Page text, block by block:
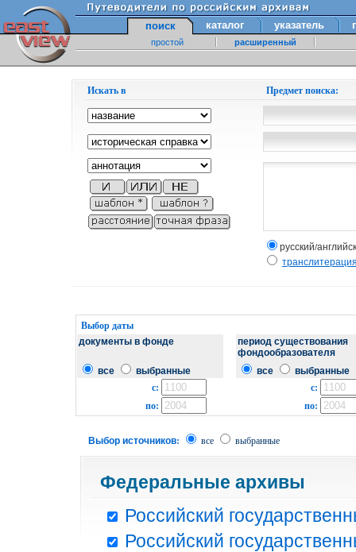
поиск каталог указатель
простой расширенный
Искать в Предмет поиска:
русский/
Выбор даты
документы в фонде
период существования
фондообразователя
все
выбранные все выбранные
с:
с:
по:
по:
Выбор источников: все выбранные
Федеральные архивы
Российский
Российский